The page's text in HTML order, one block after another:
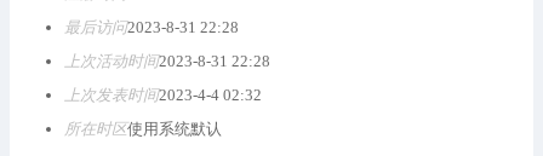
最后访问2023-8-31 22:28
上次活动时间2023-8-31 22:28
上次发表时间2023-4-4 02:32
所在时区使用系统默认